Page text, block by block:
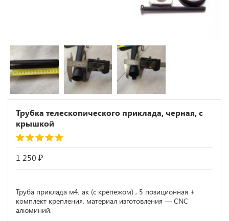
Трубка телескопического приклада, черная, с
крышкой
Рейтинг5.00
из 5 на основе
опроса
2
пользователей
1 250 ₽
Труба приклада м4, ак (с крепежом) , 5 позиционная +
комплект крепления, материал изготовления — CNC
алюминий.